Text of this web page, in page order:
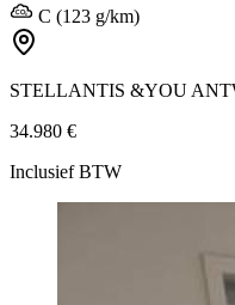
C (123 g/km)
STELLANTIS &YOU
34.980 €
Inclusief BTW